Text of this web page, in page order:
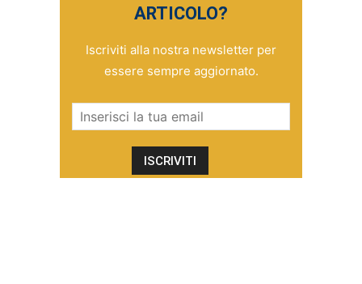
ARTICOLO?
Iscriviti alla nostra newsletter per
essere sempre aggiornato.